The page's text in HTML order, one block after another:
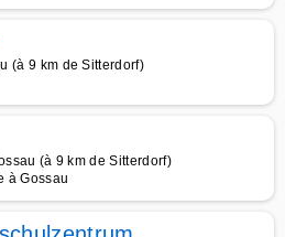
(à 9 km de Sitterdorf)
(à 9 km de Sitterdorf)
à Gossau